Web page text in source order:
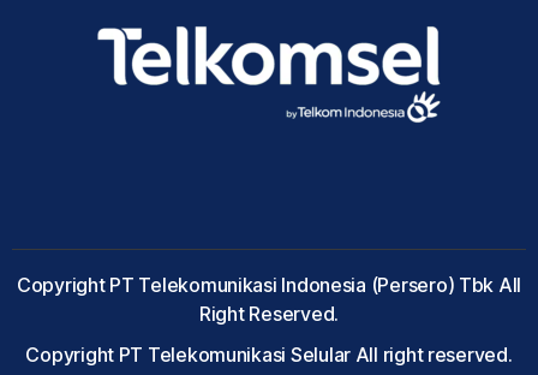
Copyright PT Telekomunikasi Indonesia (Persero) Tbk All
Right Reserved.
Copyright PT Telekomunikasi Selular All right reserved.